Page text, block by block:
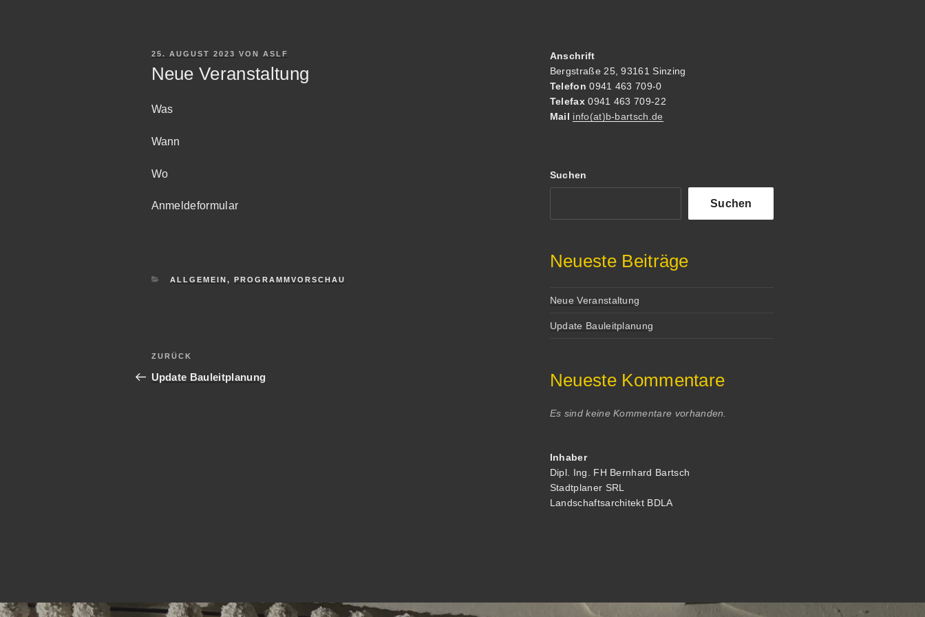
VERÖFFENTLICHT
25. AUGUST 2023 VON ASLF
Neue Veranstaltung
Was
Wann
Wo
Anmeldeformular
KATEGORIEN
ALLGEMEIN,PROGRAMMVORSCHAU
Beitragsnavigation
Vorheriger
Beitrag
ZURÜCK
Update Bauleitplanung
Anschrift
Bergstraße 25, 93161 Sinzing
Telefon 0941 463 709-0
Telefax0941 463 709-22
Mail info(at)b-bartsch.de
Suchen
Suchen
Neueste Beiträge
Neue Veranstaltung
Update Bauleitplanung
Neueste Kommentare
Es sind keine Kommentare vorhanden.
Inhaber
Dipl. Ing. FH Bernhard Bartsch
Stadtplaner SRL
Landschaftsarchitekt BDLA